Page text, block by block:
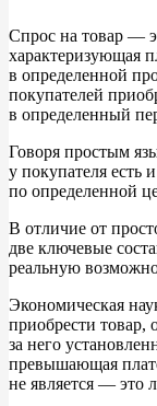
Спрос на товар —
характеризующая
в определенной
покупателей
в определенный
Говоря простым
у покупателя есть и
по определенной
В отличие от
две ключевые
реальную
Экономическая
приобрести товар,
за него
превышающая
не является — это